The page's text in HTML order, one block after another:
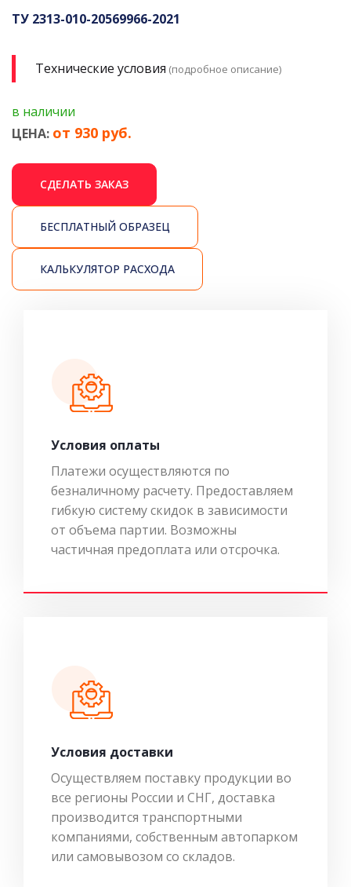
ТУ 2313-010-20569966-2021
Технические условия (подробное описание)
в наличии
ЦЕНА: от 930 руб.
СДЕЛАТЬ ЗАКАЗ
БЕСПЛАТНЫЙ ОБРАЗЕЦ
КАЛЬКУЛЯТОР РАСХОДА
Условия оплаты
Платежи осуществляются по
безналичному расчету. Предоставляем
гибкую систему скидок в зависимости
от объема партии. Возможны
частичная предоплата или отсрочка.
Условия доставки
Осуществляем поставку продукции во
все регионы России и СНГ, доставка
производится транспортными
компаниями, собственным автопарком
или самовывозом со складов.